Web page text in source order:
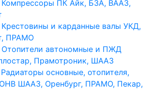
Компрессоры ПК Айк, БЗА, ВААЗ,
и карданные валы УКД,
ПРАМО
Отопители автономные и ПЖД
Прамотроник, ШААЗ
основные, отопителя,
ШААЗ, Оренбург, ПРАМО, Пекар,